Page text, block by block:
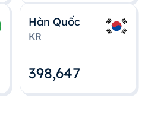
Hàn Quốc
KR
398,648